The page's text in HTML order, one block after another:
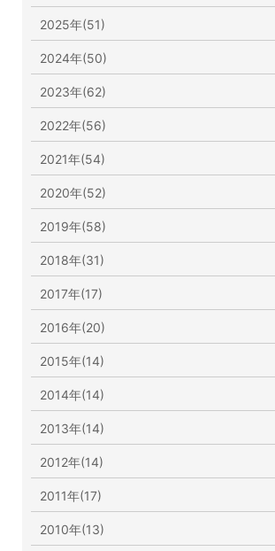
2025年(51)
2024年(50)
2023年(62)
2022年(56)
2021年(54)
2020年(52)
2019年(58)
2018年(31)
2017年(17)
2016年(20)
2015年(14)
2014年(14)
2013年(14)
2012年(14)
2011年(17)
2010年(13)